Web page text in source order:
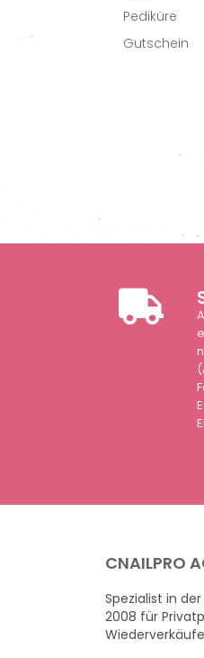
Pediküre
Gutschein
CNAILPRO
Spezialist in
2008 für